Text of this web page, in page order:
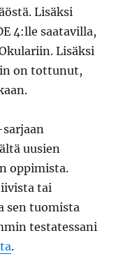
Lisäksi
4:lle saatavilla,
Lisäksi
on tottunut,
uusien
oppimista.
tai
sen tuomista
testatessani
.